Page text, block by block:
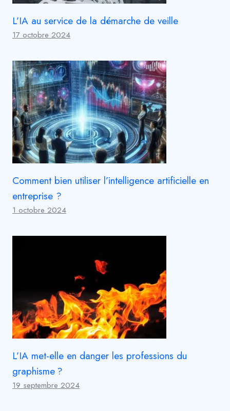
L’IA au service de la démarche de veille
17 octobre 2024
Comment bien utiliser l’intelligence artificielle en
entreprise ?
1 octobre 2024
L’IA met-elle en danger les professions du
graphisme ?
19 septembre 2024